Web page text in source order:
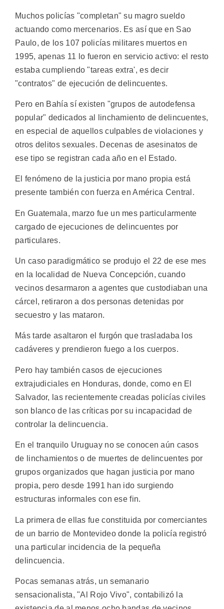
Muchos policías "completan" su magro sueldo
actuando como mercenarios. Es así que en Sao
Paulo, de los 107 policías militares muertos en
1995, apenas 11 lo fueron en servicio activo: el resto
estaba cumpliendo "tareas extra', es decir
"contratos" de ejecución de delincuentes.
Pero en Bahía sí existen "grupos de autodefensa
popular" dedicados al linchamiento de delincuentes,
en especial de aquellos culpables de violaciones y
otros delitos sexuales. Decenas de asesinatos de
ese tipo se registran cada año en el Estado.
El fenómeno de la justicia por mano propia está
presente también con fuerza en América Central.
En Guatemala, marzo fue un mes particularmente
cargado de ejecuciones de delincuentes por
particulares.
Un caso paradigmático se produjo el 22 de ese mes
en la localidad de Nueva Concepción, cuando
vecinos desarmaron a agentes que custodiaban una
cárcel, retiraron a dos personas detenidas por
secuestro y las mataron.
Más tarde asaltaron el furgón que trasladaba los
cadáveres y prendieron fuego a los cuerpos.
Pero hay también casos de ejecuciones
extrajudiciales en Honduras, donde, como en El
Salvador, las recientemente creadas policías civiles
son blanco de las críticas por su incapacidad de
controlar la delincuencia.
En el tranquilo Uruguay no se conocen aún casos
de linchamientos o de muertes de delincuentes por
grupos organizados que hagan justicia por mano
propia, pero desde 1991 han ido surgiendo
estructuras informales con ese fin.
La primera de ellas fue constituida por comerciantes
de un barrio de Montevideo donde la policía registró
una particular incidencia de la pequeña
delincuencia.
Pocas semanas atrás, un semanario
sensacionalista, "Al Rojo Vivo", contabilizó la